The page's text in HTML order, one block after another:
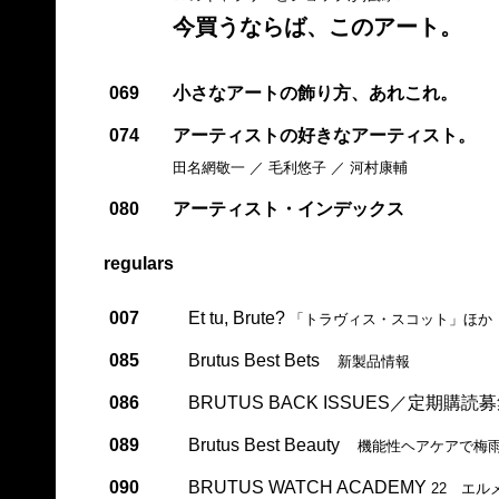
今買うならば、このアート。
069 小さなアートの飾り方、あれこれ。
074 アーティストの好きなアーティスト。
田名網敬一 ／ 毛利悠子 ／ 河村康輔
080 アーティスト・インデックス
regulars
007 Et tu, Brute? 「トラヴィス・スコット」ほか
085 Brutus Best Bets 新製品情報
086 BRUTUS BACK ISSUES／定期購読
089 Brutus Best Beauty 機能性ヘアケアで梅
090 BRUTUS WATCH ACADEMY 22 エル